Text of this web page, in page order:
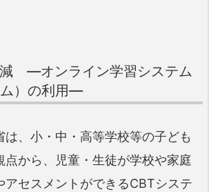
―オンライン学習システム
ム）の利用―
は、小・中・高等学校等の子ども
点から、児童・生徒が学校や家庭
アセスメントができるCBTシステ